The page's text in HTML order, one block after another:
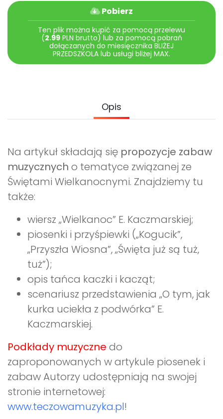
Pomoc
Pobierz
Ten plik można kupić za pomocą przelewu
(2.99PLN brutto) lub za pomocą pobrań
dołączanych do miesięcznika BLIŻEJ
PRZEDSZKOLA lub usługi bliżej MAX.
Opis
Na artykuł składają się propozycje zabaw
muzycznych o tematyce związanej ze
Świętami Wielkanocnymi. Znajdziemy tu
także:
wiersz „Wielkanoc” E. Kaczmarskiej;
piosenki i przyśpiewki („Kogucik”,
„Przyszła Wiosna”, „Święta już są tuż,
tuż”);
opis tańca kaczki i kacząt;
scenariusz przedstawienia „O tym, jak
kurka uciekła z podwórka” E.
Kaczmarskiej.
Podkłady muzyczne do
zaproponowanych w artykule piosenek i
zabaw Autorzy udostępniają na swojej
stronie internetowej:
www.teczowamuzyka.pl!